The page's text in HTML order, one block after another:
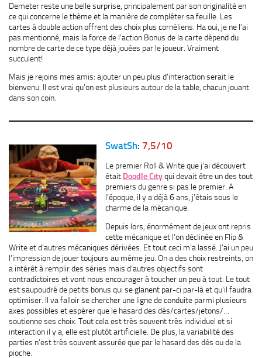
Demeter reste une belle surprise, principalement par son originalité en
ce qui concerne le thème et la manière de compléter sa feuille. Les
cartes à double action offrent des choix plus cornéliens. Ha oui, je ne l’ai
pas mentionné, mais la force de l’action Bonus de la carte dépend du
nombre de carte de ce type déjà jouées par le joueur. Vraiment
succulent!
Mais je rejoins mes amis: ajouter un peu plus d’interaction serait le
bienvenu. Il est vrai qu’on est plusieurs autour de la table, chacun jouant
dans son coin.
SwatSh: 7,5/10
Le premier Roll & Write que j’ai découvert
était Doodle Cityqui devait être un des tout
premiers du genre si pas le premier. A
l’époque, il y a déjà 6 ans, j’étais sous le
charme de la mécanique.
Depuis lors, énormément de jeux ont repris
cette mécanique et l’on déclinée en Flip &
Write et d’autres mécaniques dérivées. Et tout ceci m’a lassé. J’ai un peu
l’impression de jouer toujours au même jeu. On a des choix restreints, on
a intérêt à remplir des séries mais d’autres objectifs sont
contradictoires et vont nous encourager à toucher un peu à tout. Le tout
est saupoudré de petits bonus qui se glanent par-ci par-là et qu’il faudra
optimiser. Il va falloir se chercher une ligne de conduite parmi plusieurs
axes possibles et espérer que le hasard des dés/cartes/jetons/…
soutienne ses choix. Tout cela est très souvent très individuel et si
interaction il y a, elle est plutôt artificielle. De plus, la variabilité des
parties n’est très souvent assurée que par le hasard des dés ou de la
pioche.